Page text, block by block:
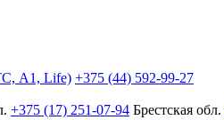
A1, Life) +375 (44) 592-99-27
+375 (17) 251-07-94 Брестская обл.